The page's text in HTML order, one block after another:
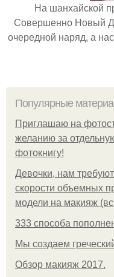
На шанхайской
Совершенно Новый
очередной наряд, а
Популярные
Приглашаю на
желанию за
фотокнигу!
Девочки, нам
скорости объемных
модели на макияж
333 способа
Мы создаем
Обзор макияж 2017.